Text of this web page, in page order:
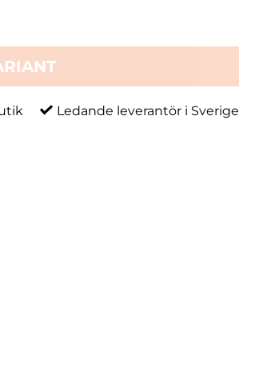
Ledande leverantör i Sverige